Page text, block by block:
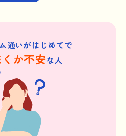
通いがはじめてで
か不安な人